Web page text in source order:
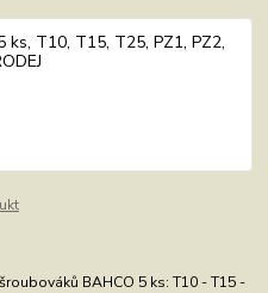
BAHCO 5 ks: T10 - T15 -